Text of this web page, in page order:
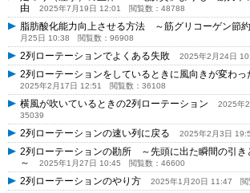
由
2025年7月19日 12:01 閲覧数：48788
脂肪酸化能力向上させる方法 ～筋グリコーゲン節
月25日 10:38 閲覧数：96908
2列ローテーションでよくある失敗 2025年2月24日
2列ローテーションをしているときに風向きが変わ
2025年2月17日 12:51 閲覧数：36108
横風が吹いているときの2列ローテーション 2025年
35039
2列ローテーションの速い列に戻る 2025年2月3日
2列ローテーションの勘所 ～先頭に出た瞬間の引き
～
2025年1月27日 10:45 閲覧数：46600
2列ローテーションのやり方 2025年1月20日 11:47 閲